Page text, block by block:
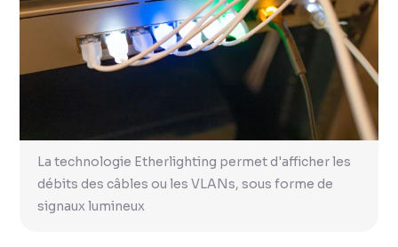
La technologie Etherlighting permet d'afficher les
débits des câbles ou les VLANs, sous forme de
signaux lumineux